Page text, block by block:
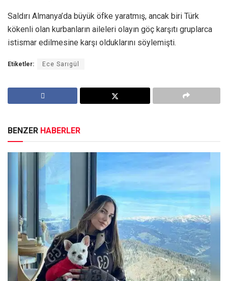
Saldırı Almanya’da büyük öfke yaratmış, ancak biri Türk
kökenli olan kurbanların aileleri olayın göç karşıtı gruplarca
istismar edilmesine karşı olduklarını söylemişti.
Etiketler: Ece Sarıgül
BENZER HABERLER